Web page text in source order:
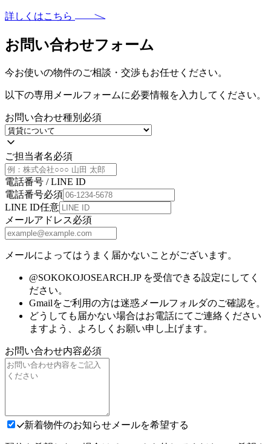
詳しくはこちら
お問い合わせフォーム
今お使いの物件のご相談・交渉もお任せください。
以下の専用メールフォームに必要情報を入力してください。
お問い合わせ種別 必須
ご担当者名必須
電話番号 / LINE ID
電話番号必須
LINE ID任意
メールアドレス必須
メールによってはうまく届かないことがございます。
@SOKOKOJOSEARCH.JP を受信できる設定にしてく
ださい。
Gmailをご利用の方は迷惑メールフォルダのご確認を。
どうしても届かない場合はお電話にてご連絡ください
ますよう、よろしくお願い申し上げます。
お問い合わせ内容必須
新着物件のお知らせメールを希望する